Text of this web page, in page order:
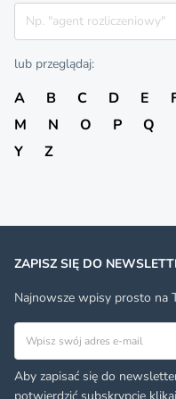
Szukaj
lub przeglądaj:
A B C D E
M
N O P Q
Y
Z
ZAPISZ SIĘ DO
Najnowsze wpisy prosto na
Adres email
Aby zapisać się do